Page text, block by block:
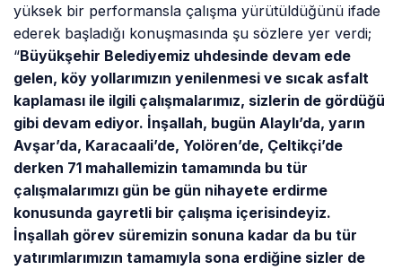
yüksek bir performansla çalışma yürütüldüğünü ifade
ederek başladığı konuşmasında şu sözlere yer verdi;
“Büyükşehir Belediyemiz uhdesinde devam ede
gelen, köy yollarımızın yenilenmesi ve sıcak asfalt
kaplaması ile ilgili çalışmalarımız, sizlerin de gördüğü
gibi devam ediyor. İnşallah, bugün Alaylı’da, yarın
Avşar’da, Karacaali’de, Yolören’de, Çeltikçi’de
derken 71 mahallemizin tamamında bu tür
çalışmalarımızı gün be gün nihayete erdirme
konusunda gayretli bir çalışma içerisindeyiz.
İnşallah görev süremizin sonuna kadar da bu tür
yatırımlarımızın tamamıyla sona erdiğine sizler de